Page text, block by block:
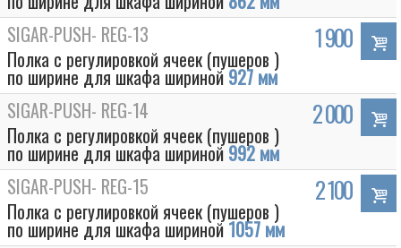
SIGAR-PUSH- REG-13
Полка с регулировкой ячеек (пушеров )
по ширине для шкафа шириной927 мм
1 900
SIGAR-PUSH- REG-14
Полка с регулировкой ячеек (пушеров )
по ширине для шкафа шириной992 мм
2 000
SIGAR-PUSH- REG-15
Полка с регулировкой ячеек (пушеров )
по ширине для шкафа шириной1057 мм
2 100